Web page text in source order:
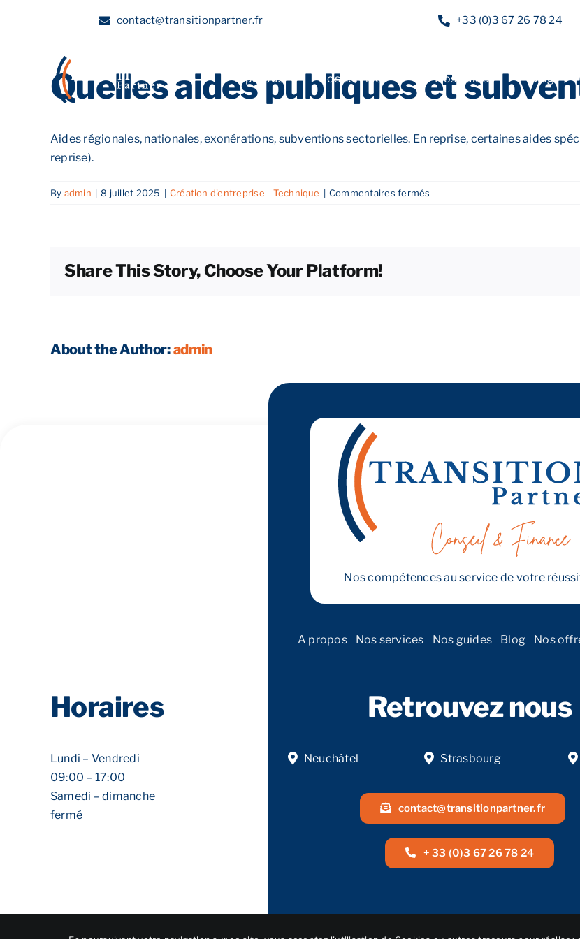
contact@transitionpartner.fr +33 (0)3 67 26 78 24
A propos Nos services Nos guides Blog
Quelles aides publiques et
Aides régionales, nationales, exonérations, subventions sectorielles. En reprise, certaines aides
reprise).
By admin 8 juillet 2025 Création d'entreprise - Technique Commentaires fermés
Share This Story, Choose Your Platform!
About the Author:admin
Nos compétences au service de votre
A propos Nos services Nos guides Blog Nos
Horaires
Lundi – Vendredi
09:00 – 17:00
Samedi – dimanche
fermé
Retrouvez nous
Neuchâtel Strasbourg
contact@transitionpartner.fr
+ 33 (0)3 67 26 78 24